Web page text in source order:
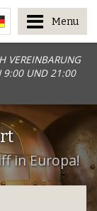
VEREINBARUNG
9:00 UND 21:00
Menu
in Europa!